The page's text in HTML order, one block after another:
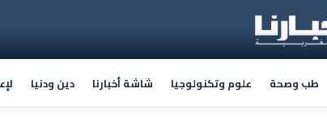
طب وصحة علوم وتكنولوجيا شاشة أخبارنا دين ودنيا